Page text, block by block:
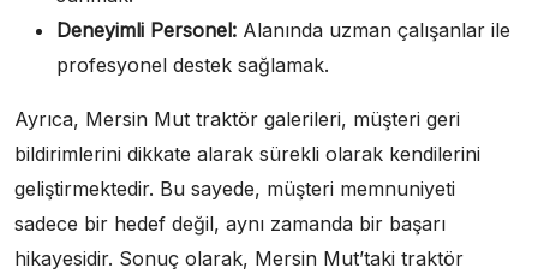
Deneyimli Personel: Alanında uzman çalışanlar ile
profesyonel destek sağlamak.
Ayrıca, Mersin Mut traktör galerileri, müşteri geri
bildirimlerini dikkate alarak sürekli olarak kendilerini
geliştirmektedir. Bu sayede, müşteri memnuniyeti
sadece bir hedef değil, aynı zamanda bir başarı
hikayesidir. Sonuç olarak, Mersin Mut’taki traktör